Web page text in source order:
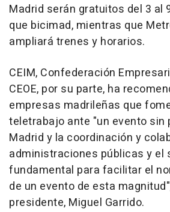
Madrid serán gratuitos del 3 al
que bicimad, mientras que
ampliará trenes y horarios.
CEIM, Confederación
CEOE, por su parte, ha
empresas madrileñas que
teletrabajo ante "un evento sin
Madrid y la coordinación y
administraciones públicas y el
fundamental para facilitar el
de un evento de esta
presidente, Miguel Garrido.